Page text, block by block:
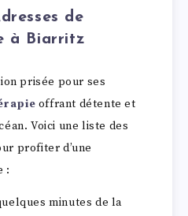
de
à Biarritz
prisée pour ses
offrant détente et
Voici une liste des
profiter d’une
:
minutes de la